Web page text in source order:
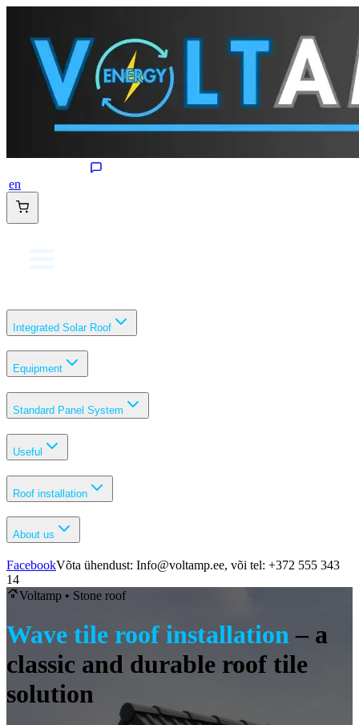
en
Integrated Solar Roof
Equipment
Standard Panel System
Useful
Roof installation
About us
FacebookVõta ühendust: Info@voltamp.ee, või tel: +372 555 343
14
Voltamp • Stone roof
Wave tile roof installation – a
classic and durable roof tile
solution